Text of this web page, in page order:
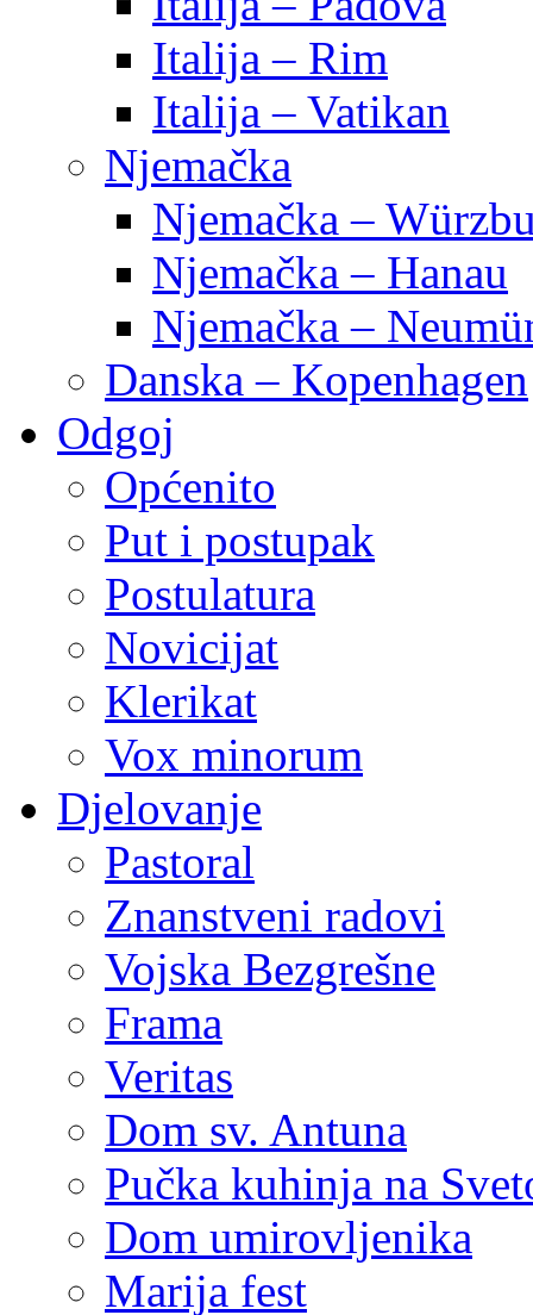
Italija – Rim
Italija – Vatikan
Njemačka
Njemačka –
Njemačka – Hanau
Njemačka –
Danska – Kopenhagen
Odgoj
Općenito
Put i postupak
Postulatura
Novicijat
Klerikat
Vox minorum
Djelovanje
Pastoral
Znanstveni radovi
Vojska Bezgrešne
Frama
Veritas
Dom sv. Antuna
Pučka kuhinja na
Dom umirovljenika
Marija fest